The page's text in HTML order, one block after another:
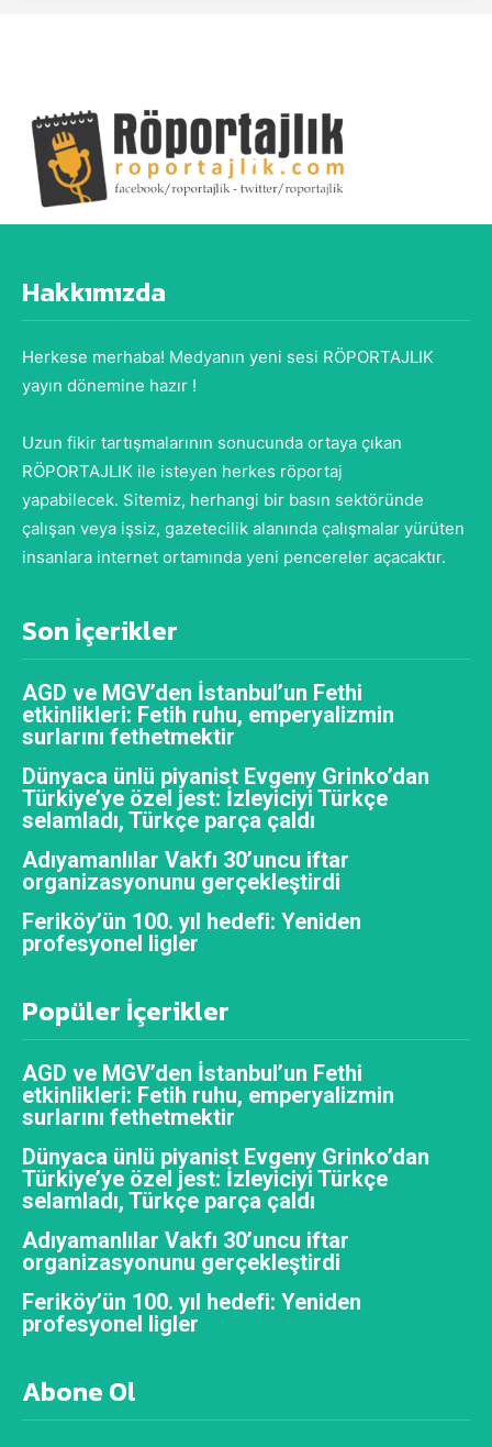
Hakkımızda
Herkese merhaba! Medyanın yeni sesi RÖPORTAJLIK
yayın dönemine hazır !
Uzun fikir tartışmalarının sonucunda ortaya çıkan
RÖPORTAJLIK ile isteyen herkes röportaj
yapabilecek. Sitemiz, herhangi bir basın sektöründe
çalışan veya işsiz, gazetecilik alanında çalışmalar yürüten
insanlara internet ortamında yeni pencereler açacaktır.
Son İçerikler
AGD ve MGV’den İstanbul’un Fethi
etkinlikleri: Fetih ruhu, emperyalizmin
surlarını fethetmektir
Dünyaca ünlü piyanist Evgeny Grinko’dan
Türkiye’ye özel jest: İzleyiciyi Türkçe
selamladı, Türkçe parça çaldı
Adıyamanlılar Vakfı 30’uncu iftar
organizasyonunu gerçekleştirdi
Feriköy’ün 100. yıl hedefi: Yeniden
profesyonel ligler
Popüler İçerikler
AGD ve MGV’den İstanbul’un Fethi
etkinlikleri: Fetih ruhu, emperyalizmin
surlarını fethetmektir
Dünyaca ünlü piyanist Evgeny Grinko’dan
Türkiye’ye özel jest: İzleyiciyi Türkçe
selamladı, Türkçe parça çaldı
Adıyamanlılar Vakfı 30’uncu iftar
organizasyonunu gerçekleştirdi
Feriköy’ün 100. yıl hedefi: Yeniden
profesyonel ligler
Abone Ol